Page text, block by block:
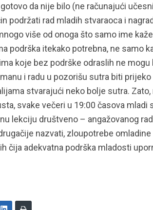
da nije bilo (ne računajući
podržati rad mladih stvaraoca i
više od onoga što samo ime
podrška itekako potrebna, ne samo
koje bez podrške odraslih ne mogu
i radu u pozorišu sutra biti
stvarajući neko bolje sutra.
svake večeri u 19:00 časova
lekciju društveno – angažovanog
nazvati, zloupotrebe
čija adekvatna podrška mladosti